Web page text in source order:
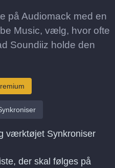
på Audiomack med en
Music, vælg, hvor ofte
Soundiiz holde den
værktøjet Synkroniser
der skal følges på